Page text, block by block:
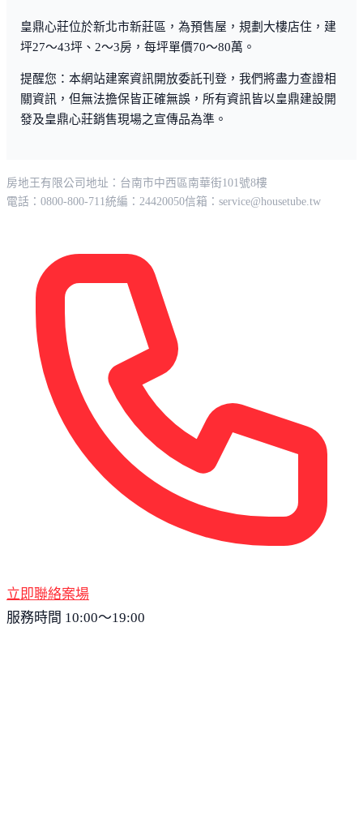
皇鼎心莊位於新北市新莊區，為預售屋，規劃大樓店住，建
坪27～43坪、2～3房，每坪單價70～80萬。
提醒您：本網站建案資訊開放委託刊登，我們將盡力查證相
關資訊，但無法擔保皆正確無誤，所有資訊皆以皇鼎建設開
發及皇鼎心莊銷售現場之宣傳品為準。
房地王有限公司 地址：台南市中西區南華街101號8樓
電話：0800-800-711統編：24420050信箱： service@housetube.tw
立即聯絡案場
服務時間 10:00～19:00